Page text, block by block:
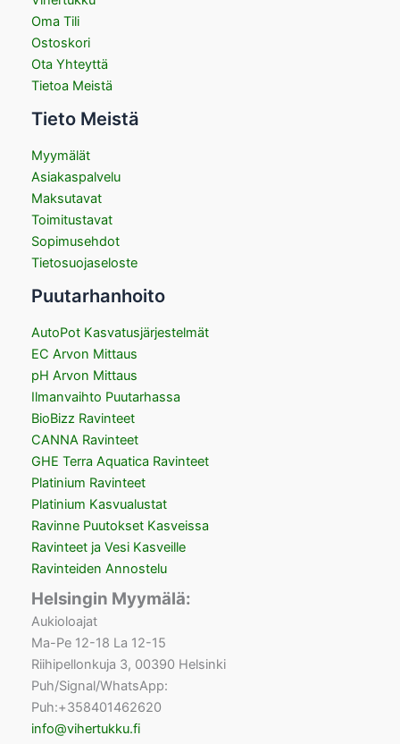
Oma Tili
Ostoskori
Ota Yhteyttä
Tietoa Meistä
Tieto Meistä
Myymälät
Asiakaspalvelu
Maksutavat
Toimitustavat
Sopimusehdot
Tietosuojaseloste
Puutarhanhoito
AutoPot Kasvatusjärjestelmät
EC Arvon Mittaus
pH Arvon Mittaus
Ilmanvaihto Puutarhassa
BioBizz Ravinteet
CANNA Ravinteet
GHE Terra Aquatica Ravinteet
Platinium Ravinteet
Platinium Kasvualustat
Ravinne Puutokset Kasveissa
Ravinteet ja Vesi Kasveille
Ravinteiden Annostelu
Helsingin Myymälä:
Aukioloajat
Ma-Pe 12-18 La 12-15
Riihipellonkuja 3, 00390 Helsinki
Puh/Signal/WhatsApp:
Puh:+358401462620
info@vihertukku.fi